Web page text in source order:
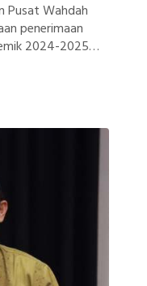
Pusat Wahdah
penerimaan
2024-2025
ingin mendalami
dengan